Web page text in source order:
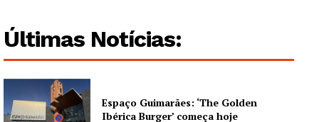
Últimas Notícias:
Espaço Guimarães: ‘The Golden
Ibérica Burger’ começa hoje